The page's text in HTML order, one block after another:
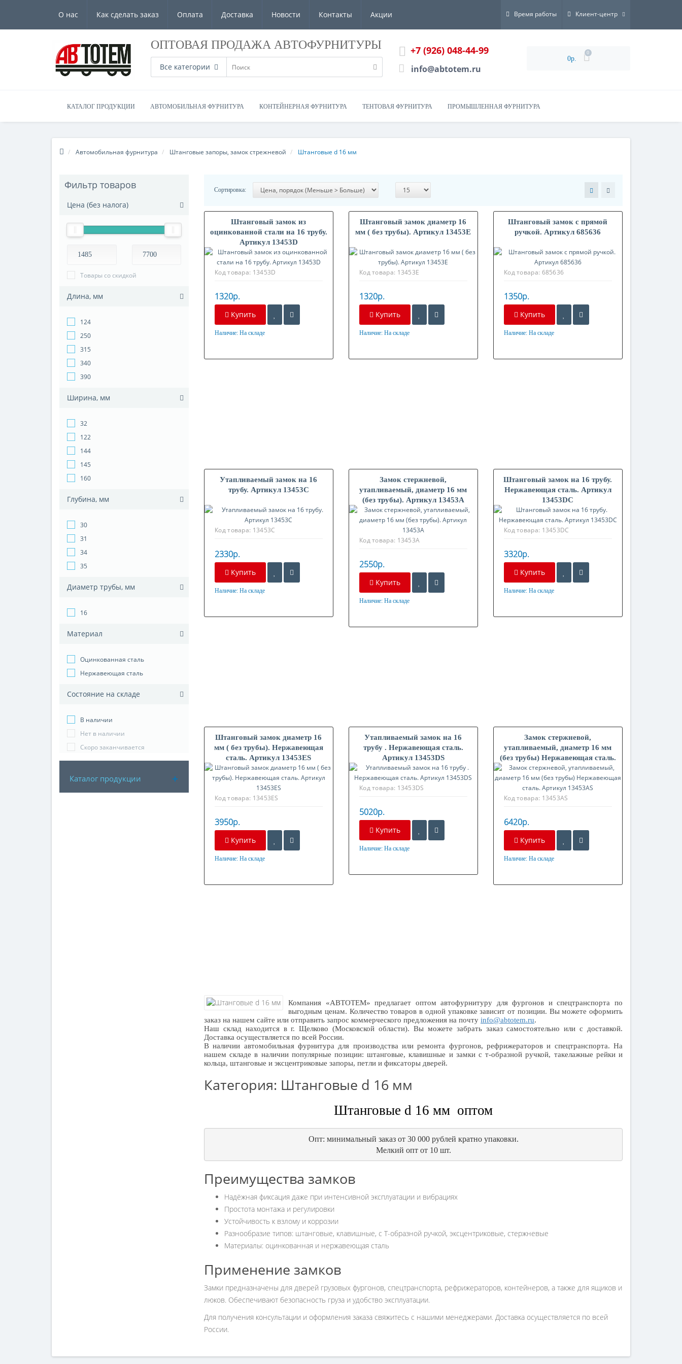
О нас Как сделать заказ Оплата Доставка Новости Контакты Акции Время работы Клиент-центр
ОПТОВАЯ ПРОДАЖА АВТОФУРНИТУРЫ
Все категории
+7 (926) 048-44-99
info@abtotem.ru
0р.
0
КАТАЛОГ ПРОДУКЦИИ АВТОМОБИЛЬНАЯ ФУРНИТУРА КОНТЕЙНЕРНАЯ ФУРНИТУРА ТЕНТОВАЯ ФУРНИТУРА ПРОМЫШЛЕННАЯ ФУРНИТУРА
Автомобильная фурнитура Штанговые запоры, замок стрежневой Штанговые d 16 мм
Фильтр товаров
Цена (без налога)
Товары со скидкой
Длина, мм
124
250
315
340
390
Ширина, мм
32
122
144
145
160
Глубина, мм
30
31
34
35
Диаметр трубы, мм
16
Материал
Оцинкованная сталь
Нержавеющая сталь
Состояние на складе
В наличии
Нет в наличии
Скоро заканчивается
Каталог продукции
Сортировка:
Штанговый замок из
оцинкованной стали на 16 трубу.
Артикул 13453D
Код товара: 13453D
1320р.
Купить
Наличие: На складе
Штанговый замок диаметр 16
мм ( без трубы). Артикул 13453E
Код товара: 13453E
1320р.
Купить
Наличие: На складе
Штанговый замок с прямой
ручкой. Артикул 685636
Код товара: 685636
1350р.
Купить
Наличие: На складе
Утапливаемый замок на 16
трубу. Артикул 13453C
Код товара: 13453C
2330р.
Купить
Наличие: На складе
Замок стержневой,
утапливаемый, диаметр 16 мм
(без трубы). Артикул 13453A
Код товара: 13453A
2550р.
Купить
Наличие: На складе
Штанговый замок на 16 трубу.
Нержавеющая сталь. Артикул
13453DC
Код товара: 13453DC
3320р.
Купить
Наличие: На складе
Штанговый замок диаметр 16
мм ( без трубы). Нержавеющая
сталь. Артикул 13453ES
Код товара: 13453ES
3950р.
Купить
Наличие: На складе
Утапливаемый замок на 16
трубу . Нержавеющая сталь.
Артикул 13453DS
Код товара: 13453DS
5020р.
Купить
Наличие: На складе
Замок стержневой,
утапливаемый, диаметр 16 мм
(без трубы) Нержавеющая сталь.
Артикул 13453AS
Код товара: 13453AS
6420р.
Купить
Наличие: На складе
Компания «АВТОТЕМ» предлагает оптом автофурнитуру для фургонов и спецтранспорта по
выгодным ценам. Количество товаров в одной упаковке зависит от позиции. Вы можете оформить
заказ на нашем сайте или отправить запрос коммерческого предложения на почту info@abtotem.ru.
Наш склад находится в г. Щелково (Московской области). Вы можете забрать заказ самостоятельно или с доставкой.
Доставка осуществляется по всей России.
В наличии автомобильная фурнитура для производства или ремонта фургонов, рефрижераторов и спецтранспорта. На
нашем складе в наличии популярные позиции: штанговые, клавишные и замки с т-образной ручкой, такелажные рейки и
кольца, штанговые и эксцентриковые запоры, петли и фиксаторы дверей.
Категория: Штанговые d 16 мм
Штанговые d 16 мм оптом
Опт: минимальный заказ от 30 000 рублей кратно упаковки.
Мелкий опт от 10 шт.
Преимущества замков
Надёжная фиксация даже при интенсивной эксплуатации и вибрациях
Простота монтажа и регулировки
Устойчивость к взлому и коррозии
Разнообразие типов: штанговые, клавишные, с Т-образной ручкой, эксцентриковые, стержневые
Материалы: оцинкованная и нержавеющая сталь
Применение замков
Замки предназначены для дверей грузовых фургонов, спецтранспорта, рефрижераторов, контейнеров, а также для ящиков и
люков. Обеспечивают безопасность груза и удобство эксплуатации.
Для получения консультации и оформления заказа свяжитесь с нашими менеджерами. Доставка осуществляется по всей
России.